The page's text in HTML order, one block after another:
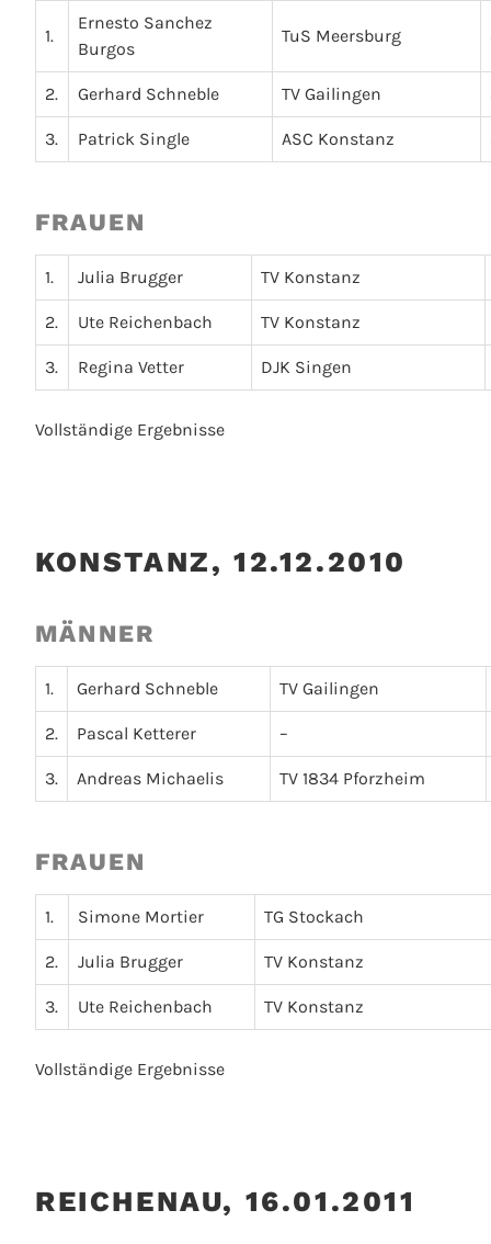
1.
Ernesto Sanchez
Burgos
TuS Meersburg
2. Gerhard Schneble TV Gailingen
3. Patrick Single ASC Konstanz
FRAUEN
1. Julia Brugger TV Konstanz
2. Ute Reichenbach TV Konstanz
3. Regina Vetter DJK Singen
Vollständige Ergebnisse
KONSTANZ, 12.12.2010
MÄNNER
1. Gerhard Schneble TV Gailingen
2. Pascal Ketterer –
3. Andreas Michaelis TV 1834 Pforzheim
FRAUEN
1. Simone Mortier TG Stockach
2. Julia Brugger TV Konstanz
3. Ute Reichenbach TV Konstanz
Vollständige Ergebnisse
REICHENAU, 16.01.2011